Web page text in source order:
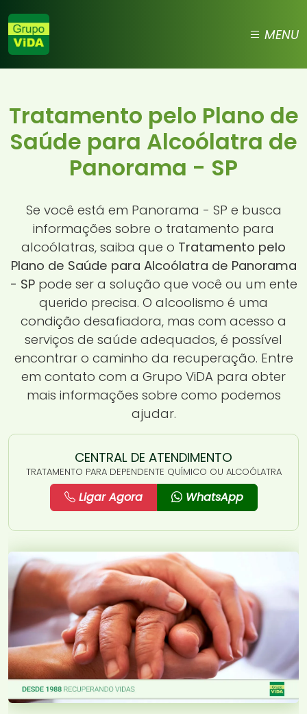
MENU
Tratamento pelo Plano de
Saúde para Alcoólatra de
Panorama - SP
Se você está em Panorama - SP e busca
informações sobre o tratamento para
alcoólatras, saiba que o Tratamento pelo
Plano de Saúde para Alcoólatra de Panorama
- SPpode ser a solução que você ou um ente
querido precisa. O alcoolismo é uma
condição desafiadora, mas com acesso a
serviços de saúde adequados, é possível
encontrar o caminho da recuperação. Entre
em contato com a Grupo ViDA para obter
mais informações sobre como podemos
ajudar.
CENTRAL DE ATENDIMENTO
TRATAMENTO PARA DEPENDENTE QUÍMICO OU ALCOÓLATRA
Ligar Agora WhatsApp